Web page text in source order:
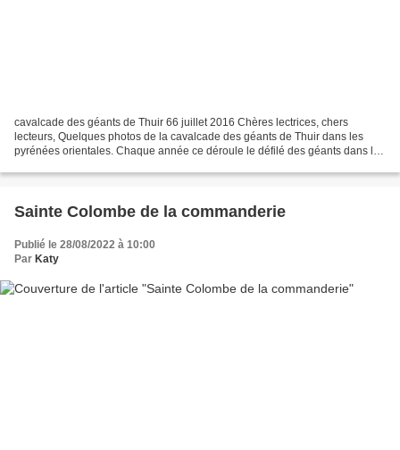
cavalcade des géants de Thuir 66 juillet 2016 Chères lectrices, chers
lecteurs, Quelques photos de la cavalcade des géants de Thuir dans les
pyrénées orientales. Chaque année ce déroule le défilé des géants dans les
Sainte Colombe de la commanderie
Publié le 28/08/2022 à 10:00
Par Katy